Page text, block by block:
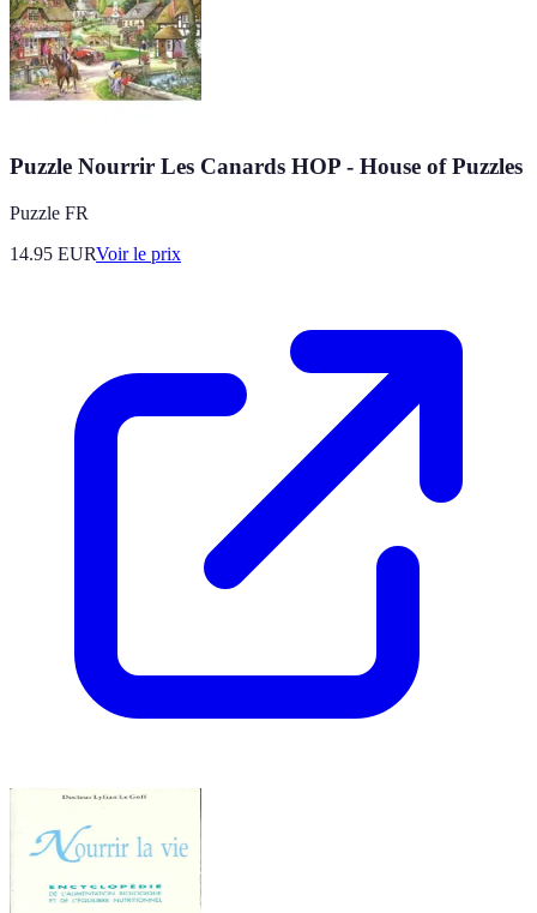
Puzzle Nourrir Les Canards HOP - House of Puzzles
Puzzle FR
14.95 EURVoir le prix